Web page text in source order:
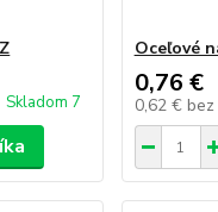
Skladom 7
Oceľové
0,76 €
0,62 € bez